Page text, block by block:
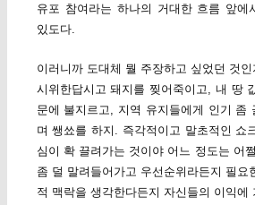
유포 참여라는 하나의 거대한 흐름 앞에
있도다.
이러니까 도대체 뭘 주장하고 싶었던 것
시위한답시고 돼지를 찢어죽이고, 내 땅
문에 불지르고, 지역 유지들에게 인기 좀
며 쌩쑈를 하지. 즉각적이고 말초적인 쇼
심이 확 끌려가는 것이야 어느 정도는 어
좀 덜 말려들어가고 우선순위라든지 필요
적 맥락을 생각한다든지 자신들의 이익에